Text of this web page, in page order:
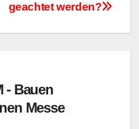
geachtet werden?
- Bauen
Messe